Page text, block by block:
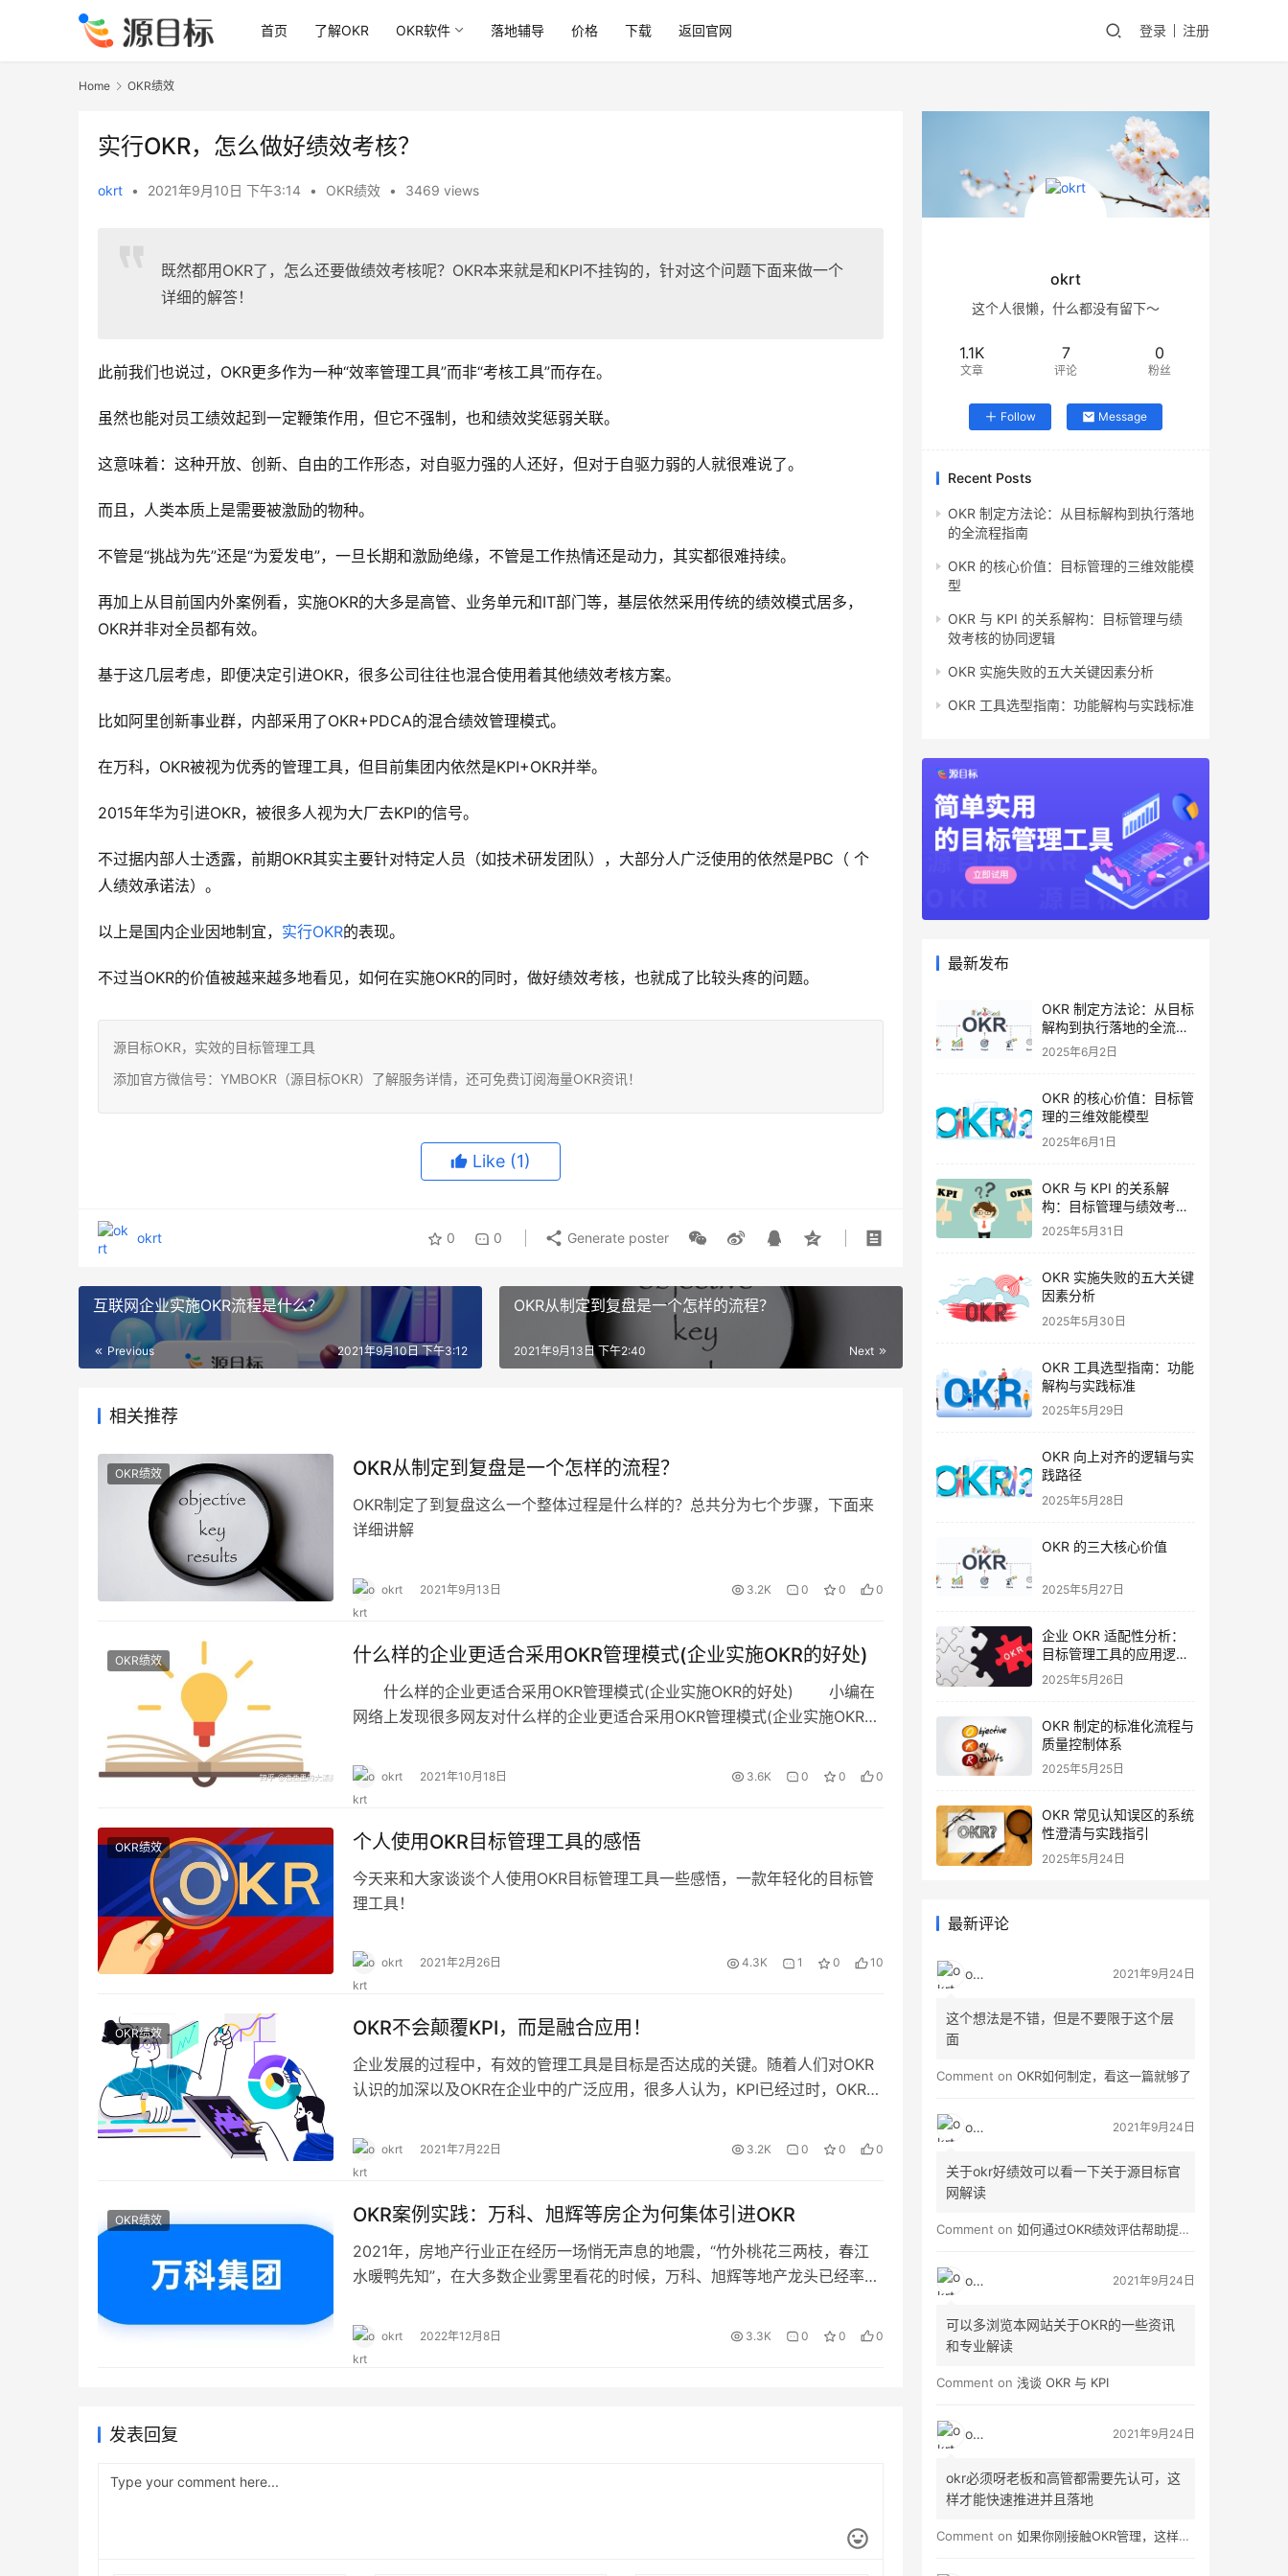
首页 了解OKR OKR软件 落地辅导 价格 下载 返回官网 登录 注册
Home OKR绩效
实行OKR，怎么做好绩效考核？
okrt • 2021年9月10日 下午3:14 • OKR绩效 • 3469 views
既然都用OKR了，怎么还要做绩效考核呢？OKR本来就是和KPI不挂钩的，针对这个问题下面来做一个
详细的解答！
此前我们也说过，OKR更多作为一种“效率管理工具”而非“考核工具”而存在。
虽然也能对员工绩效起到一定鞭策作用，但它不强制，也和绩效奖惩弱关联。
这意味着：这种开放、创新、自由的工作形态，对自驱力强的人还好，但对于自驱力弱的人就很难说了。
而且，人类本质上是需要被激励的物种。
不管是“挑战为先”还是“为爱发电”，一旦长期和激励绝缘，不管是工作热情还是动力，其实都很难持续。
再加上从目前国内外案例看，实施OKR的大多是高管、业务单元和IT部门等，基层依然采用传统的绩效模式居多，
OKR并非对全员都有效。
基于这几层考虑，即便决定引进OKR，很多公司往往也混合使用着其他绩效考核方案。
比如阿里创新事业群，内部采用了OKR+PDCA的混合绩效管理模式。
在万科，OKR被视为优秀的管理工具，但目前集团内依然是KPI+OKR并举。
2015年华为引进OKR，被很多人视为大厂去KPI的信号。
不过据内部人士透露，前期OKR其实主要针对特定人员（如技术研发团队），大部分人广泛使用的依然是PBC（ 个
人绩效承诺法）。
以上是国内企业因地制宜， 实行OKR的表现。
不过当OKR的价值被越来越多地看见，如何在实施OKR的同时，做好绩效考核，也就成了比较头疼的问题。
源目标OKR，实效的目标管理工具
添加官方微信号：YMBOKR（源目标OKR）了解服务详情，还可免费订阅海量OKR资讯！
Like (1)
okrt 0 0 Generate poster
互联网企业实施OKR流程是什么？
Previous 2021年9月10日 下午3:12
OKR从制定到复盘是一个怎样的流程？
Next
2021年9月13日 下午2:40
相关推荐
OKR绩效 OKR从制定到复盘是一个怎样的流程？
OKR制定了到复盘这么一个整体过程是什么样的？总共分为七个步骤，下面来
详细讲解
okrt 2021年9月13日 3.2K 0 0 0
OKR绩效 什么样的企业更适合采用OKR管理模式(企业实施OKR的好处)
什么样的企业更适合采用OKR管理模式(企业实施OKR的好处) 小编在
网络上发现很多网友对什么样的企业更适合采用OKR管理模式(企业实施OKR的
内容，我们分6部分详细说明第一部分:管理者如何实施目标管理?第二部分:什么
样的企业更适合采用OKR管理模式?第三部分:服务部门的OKR怎么写…
okrt 2021年10月18日 3.6K 0 0 0
OKR绩效 个人使用OKR目标管理工具的感悟
今天来和大家谈谈个人使用OKR目标管理工具一些感悟，一款年轻化的目标管
理工具！
okrt 2021年2月26日 4.3K 1 0 10
OKR绩效 OKR不会颠覆KPI，而是融合应用！
企业发展的过程中，有效的管理工具是目标是否达成的关键。随着人们对OKR
认识的加深以及OKR在企业中的广泛应用，很多人认为，KPI已经过时，OKR已
理方式之间的融合与创新。KPI与OKR融合创新的优势就在于：让企业管理的方
式既能体现KPI的优势，又能通过OKR解决KPI目前无法解决的问题。企…
okrt 2021年7月22日 3.2K 0 0 0
OKR绩效 OKR案例实践：万科、旭辉等房企为何集体引进OKR
2021年，房地产行业正在经历一场悄无声息的地震，“竹外桃花三两枝，春江
水暖鸭先知”，在大多数企业雾里看花的时候，万科、旭辉等地产龙头已经率先
加倍努力，人生最令人遗憾的事不是失败，而是“我本来可以”。——万科集团
总经理 郁亮 2020年12月，万科集团召开了以“提升基本盘，实现有质量发…
okrt 2022年12月8日 3.3K 0 0 0
发表回复
okrt
这个人很懒，什么都没有留下～
1.1K
文章
7
评论
0
粉丝
Follow Message
Recent Posts
OKR 制定方法论：从目标解构到执行落地
的全流程指南
OKR 的核心价值：目标管理的三维效能模
型
OKR 与 KPI 的关系解构：目标管理与绩
效考核的协同逻辑
OKR 实施失败的五大关键因素分析
OKR 工具选型指南：功能解构与实践标准
最新发布
OKR 制定方法论：从目标
解构到执行落地的全流程
指南
2025年6月2日
OKR 的核心价值：目标管
理的三维效能模型
2025年6月1日
OKR 与 KPI 的关系解
构：目标管理与绩效考核
的协同逻辑
2025年5月31日
OKR 实施失败的五大关键
因素分析
2025年5月30日
OKR 工具选型指南：功能
解构与实践标准
2025年5月29日
OKR 向上对齐的逻辑与实
践路径
2025年5月28日
OKR 的三大核心价值
2025年5月27日
企业 OKR 适配性分析：
目标管理工具的应用逻辑
与实践要点
2025年5月26日
OKR 制定的标准化流程与
质量控制体系
2025年5月25日
OKR 常见认知误区的系统
性澄清与实践指引
2025年5月24日
最新评论
okrt 2021年9月24日
这个想法是不错，但是不要限于这个层
面
Comment on OKR如何制定，看这一篇就够了
okrt 2021年9月24日
关于okr好绩效可以看一下关于源目标官
网解读
Comment on 如何通过OKR绩效评估帮助提高员工绩效？
okrt 2021年9月24日
可以多浏览本网站关于OKR的一些资讯
和专业解读
Comment on 浅谈 OKR 与 KPI
okrt 2021年9月24日
okr必须呀老板和高管都需要先认可，这
样才能快速推进并且落地
Comment on 如果你刚接触OKR管理，这样做就对了！